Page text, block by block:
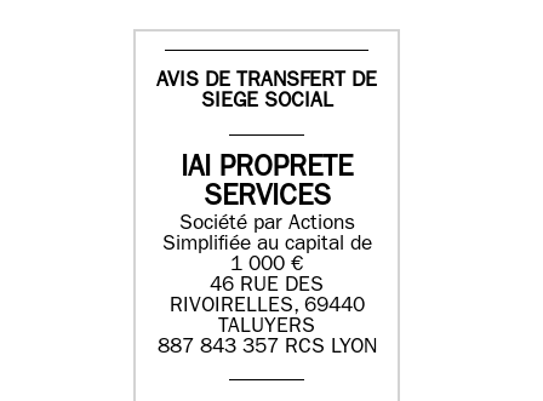
AVIS DE TRANSFERT DE
SIEGE SOCIAL
IAI PROPRETE
SERVICES
Société par Actions
Simplifiée au capital de
1 000 €
46 RUE DES
RIVOIRELLES, 69440
TALUYERS
887 843 357 RCS LYON